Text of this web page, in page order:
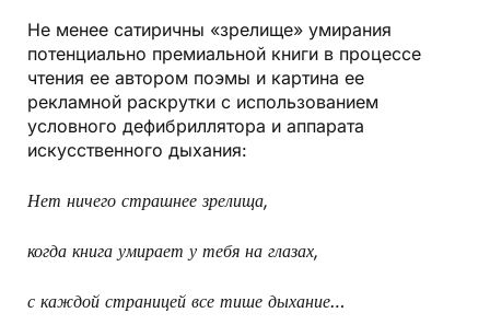
Не менее сатиричны «зрелище» умирания
потенциально премиальной книги в процессе
чтения ее автором поэмы и картина ее
рекламной раскрутки с использованием
условного дефибриллятора и аппарата
искусственного дыхания:
Нет ничего страшнее зрелища,
когда книга умирает у тебя на глазах,
с каждой страницей все тише дыхание…